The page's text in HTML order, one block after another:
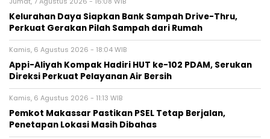
Kelurahan Daya Siapkan Bank Sampah Drive-Thru,
Perkuat Gerakan Pilah Sampah dari Rumah
Kamis, 6 Agustus 2026 - 18:04 WIB
Appi-Aliyah Kompak Hadiri HUT ke-102 PDAM, Serukan
Direksi Perkuat Pelayanan Air Bersih
Kamis, 6 Agustus 2026 - 11:13 WIB
Pemkot Makassar Pastikan PSEL Tetap Berjalan,
Penetapan Lokasi Masih Dibahas